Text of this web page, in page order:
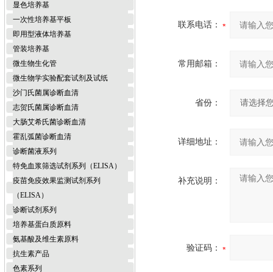
显色培养基
一次性培养基平板
即用型液体培养基
管装培养基
微生物生化管
微生物学实验配套试剂及试纸
沙门氏菌属诊断血清
志贺氏菌属诊断血清
大肠艾希氏菌诊断血清
霍乱弧菌诊断血清
诊断菌液系列
特免血浆筛选试剂系列（ELISA）
疫苗免疫效果监测试剂系列
（ELISA）
诊断试剂系列
培养基蛋白质原料
氨基酸及维生素原料
抗生素产品
色素系列
联系电话：
常用邮箱：
省份：
详细地址：
补充说明：
验证码：